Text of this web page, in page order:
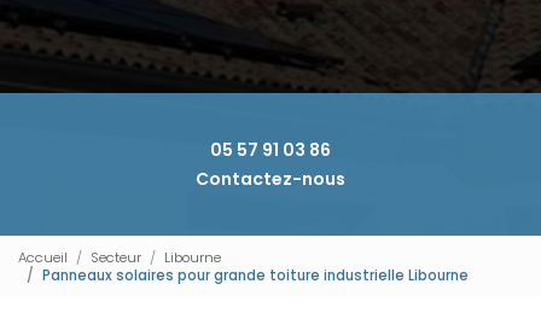
05 57 91 03 86
Contactez-nous
Accueil Secteur
Libourne
Panneaux solaires pour grande toiture industrielle Libourne